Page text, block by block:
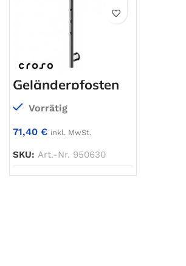
Geländerpfosten
Vorrätig
71,40 € inkl. MwSt.
SKU: Art.-Nr. 950630